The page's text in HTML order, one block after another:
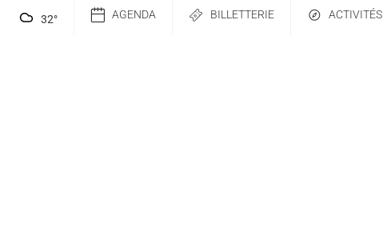
32° AGENDA BILLETTERIE ACTIVITÉS